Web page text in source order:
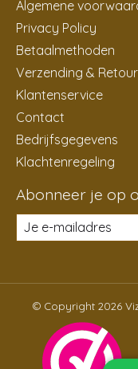
Algemene
Privacy Policy
Betaalmethoden
Verzending &
Klantenservice
Contact
Bedrijfsgegevens
Klachtenregeling
Abonneer je op
© Copyright 2026